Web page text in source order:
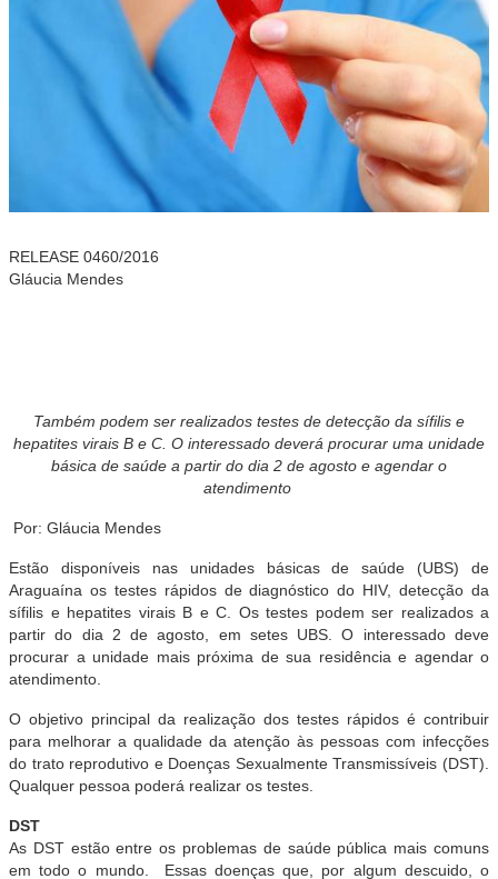
RELEASE 0460/2016
Gláucia Mendes
Também podem ser realizados testes de detecção da sífilis e
hepatites virais B e C. O interessado deverá procurar uma unidade
básica de saúde a partir do dia 2 de agosto e agendar o
atendimento
Por: Gláucia Mendes
Estão disponíveis nas unidades básicas de saúde (UBS) de
Araguaína os testes rápidos de diagnóstico do HIV, detecção da
sífilis e hepatites virais B e C. Os testes podem ser realizados a
partir do dia 2 de agosto, em setes UBS. O interessado deve
procurar a unidade mais próxima de sua residência e agendar o
atendimento.
O objetivo principal da realização dos testes rápidos é contribuir
para melhorar a qualidade da atenção às pessoas com infecções
do trato reprodutivo e Doenças Sexualmente Transmissíveis (DST).
Qualquer pessoa poderá realizar os testes.
DST
As DST estão entre os problemas de saúde pública mais comuns
em todo o mundo. Essas doenças que, por algum descuido, o